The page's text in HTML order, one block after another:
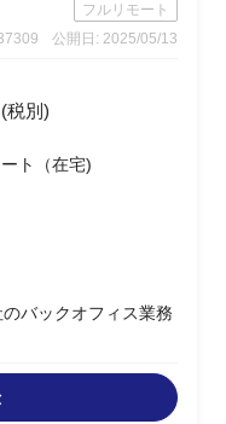
フルリモート
公開日: 2025/05/13
税別)
ト（在宅)
のバックオフィス業務
人員作業に頼ってし